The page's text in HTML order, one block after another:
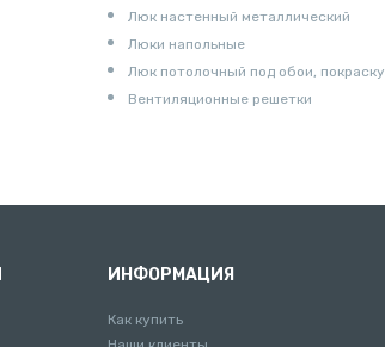
Люк настенный металлический
Люки напольные
Люк потолочный под обои, покраску
Вентиляционные решетки
ИНФОРМАЦИЯ
Как купить